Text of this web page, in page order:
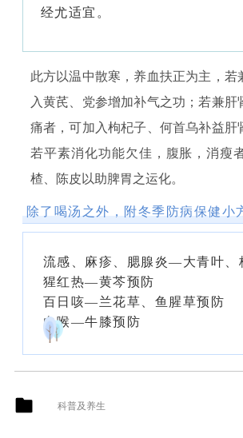
经尤适宜。
此方以温中散寒，养血扶正为主，若
入黄芪、党参增加补气之功；若兼肝
痛者，可加入枸杞子、何首乌补益肝
若平素消化功能欠佳，腹胀，消瘦
楂、陈皮以助脾胃之运化。
除了喝汤之外，附冬季防病保健小
流感、麻疹、腮腺炎—大青叶、
猩红热—黄芩预防
百日咳—兰花草、鱼腥草预防
白喉—牛膝预防
科普及养生